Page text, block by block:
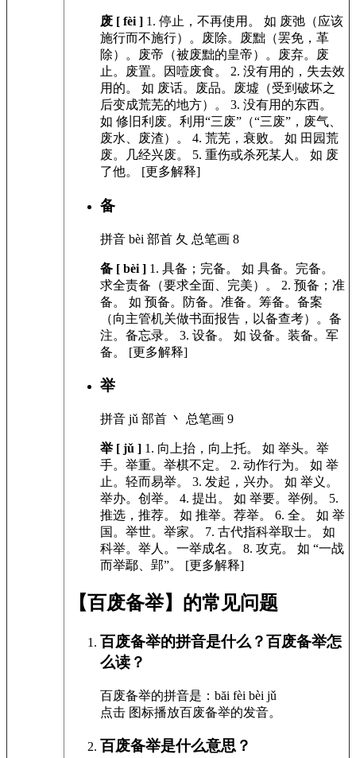
废 [ fèi ] 1. 停止，不再使用。 如 废弛（应该
施行而不施行）。废除。废黜（罢免，革
除）。废帝（被废黜的皇帝）。废弃。废
止。废置。因噎废食。
2. 没有用的，失去效
用的。 如 废话。废品。废墟（受到破坏之
后变成荒芜的地方）。
3. 没有用的东西。
如 修旧利废。利用“三废”（“三废”，废气、
废水、废渣）。
4. 荒芜，衰败。 如 田园荒
废。几经兴废。
5. 重伤或杀死某人。 如 废
了他。
[更多解释]
备
拼音 bèi 部首 夂 总笔画 8
备 [ bèi ] 1. 具备；完备。 如 具备。完备。
求全责备（要求全面、完美）。
2. 预备；准
备。 如 预备。防备。准备。筹备。备案
（向主管机关做书面报告，以备查考）。备
注。备忘录。
3. 设备。 如 设备。装备。军
备。
[更多解释]
举
拼音 jǔ 部首 丶 总笔画 9
举 [ jǔ ] 1. 向上抬，向上托。 如 举头。举
手。举重。举棋不定。
2. 动作行为。 如 举
止。轻而易举。
3. 发起，兴办。 如 举义。
举办。创举。
4. 提出。 如 举要。举例。
5.
推选，推荐。 如 推举。荐举。 6. 全。 如 举
国。举世。举家。
7. 古代指科举取士。 如
科举。举人。一举成名。
8. 攻克。 如 “一战
而举鄢、郢”。
[更多解释]
【百废备举】的常见问题
百废备举的拼音是什么？百废备举怎
么读？
百废备举的拼音是：băi fèi bèi jǔ
点击 图标播放百废备举的发音。
百废备举是什么意思？